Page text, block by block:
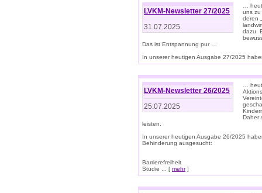
LVKM-Newsletter 27/2025
31.07.2025
…
uns zu
deren
dazu.
Das ist Entspannung pur …
In unserer heutigen Ausgabe 27/2025
LVKM-Newsletter 26/2025
25.07.2025
…
Daher
leisten.
In unserer heutigen Ausgabe 26/2025
Behinderung ausgesucht:
Barrierefreiheit
Studie ... [ mehr]